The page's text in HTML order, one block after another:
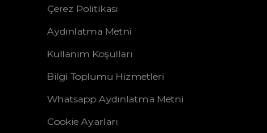
Çerez Politikası
Aydınlatma Metni
Kullanım Koşulları
Bilgi Toplumu Hizmetleri
Whatsapp Aydınlatma Metni
Cookie Ayarları